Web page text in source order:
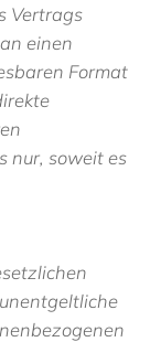
Vertrags
einen
Format
nur, soweit es